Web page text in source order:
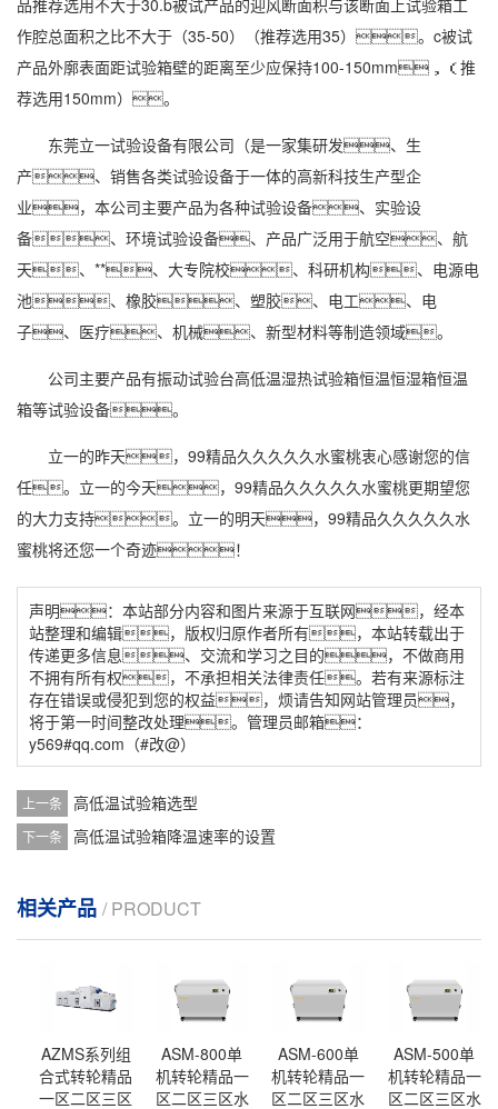
品推荐选用不大于30.b被试产品的迎风断面积与该断面上试验箱工
作腔总面积之比不大于（35-50）（推荐选用35）。c被试
产品外廓表面距试验箱壁的距离至少应保持100-150mm，（推
荐选用150mm）。
东莞立一试验设备有限公司（是一家集研发、生
产、销售各类试验设备于一体的高新科技生产型企
业，本公司主要产品为各种试验设备、实验设
备、环境试验设备、产品广泛用于航空、航
天、**、大专院校、科研机构、电源电
池、橡胶、塑胶、电工、电
子、医疗、机械、新型材料等制造领域。
公司主要产品有振动试验台高低温湿热试验箱恒温恒湿箱恒温
箱等试验设备。
立一的昨天，99精品久久久久久水蜜桃衷心感谢您的信
任。立一的今天，99精品久久久久久水蜜桃更期望您
的大力支持。立一的明天，99精品久久久久久水
蜜桃将还您一个奇迹！
声明：本站部分内容和图片来源于互联网，经本
站整理和编辑，版权归原作者所有，本站转载出于
传递更多信息、交流和学习之目的，不做商用
不拥有所有权，不承担相关法律责任。若有来源标注
存在错误或侵犯到您的权益，烦请告知网站管理员，
将于第一时间整改处理。管理员邮箱：
y569#qq.com（#改@）
上一条 高低温试验箱选型
下一条 高低温试验箱降温速率的设置
相关产品 / PRODUCT
AZMS系列组
合式转轮精品
一区二区三区
ASM-800单
机转轮精品一
区二区三区水
ASM-600单
机转轮精品一
区二区三区水
ASM-500单
机转轮精品一
区二区三区水